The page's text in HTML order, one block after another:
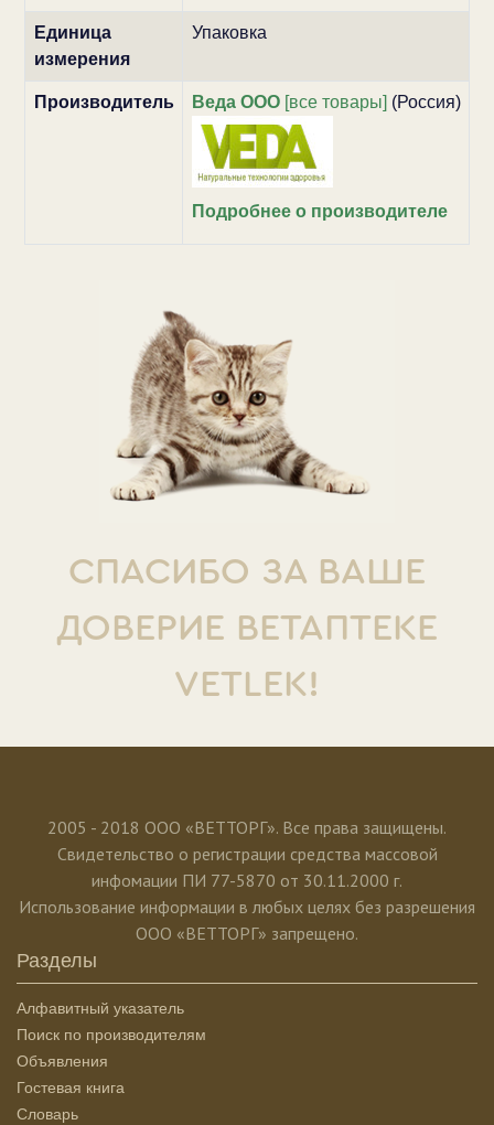
Единица
измерения
Упаковка
Производитель Веда ООО[все товары] (Россия)
Подробнее о производителе
СПАСИБО ЗА ВАШЕ
ДОВЕРИЕ ВЕТАПТЕКЕ
VETLEK!
2005 - 2018 ООО «ВЕТТОРГ». Все права защищены.
Свидетельство о регистрации средства массовой
инфомации ПИ 77-5870 от 30.11.2000 г.
Использование информации в любых целях без разрешения
ООО «ВЕТТОРГ» запрещено.
Разделы
Алфавитный указатель
Поиск по производителям
Объявления
Гостевая книга
Словарь